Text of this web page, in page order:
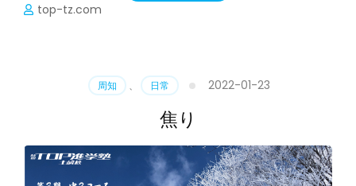
top-tz.com
周知 、 日常 2022-01-23
焦り